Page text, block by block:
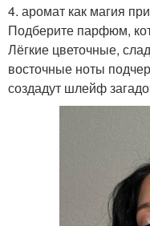
4. аромат как магия
Подберите парфюм,
Лёгкие цветочные,
восточные ноты
создадут шлейф